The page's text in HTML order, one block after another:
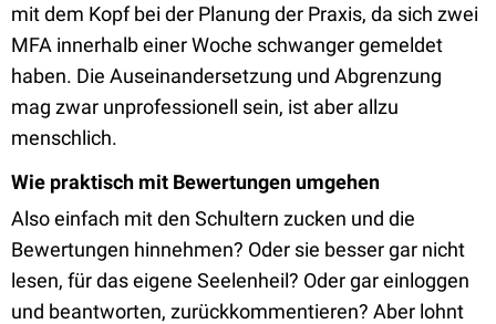
mit dem Kopf bei der Planung der Praxis, da sich zwei
MFA innerhalb einer Woche schwanger gemeldet
haben. Die Auseinandersetzung und Abgrenzung
mag zwar unprofessionell sein, ist aber allzu
menschlich.
Wie praktisch mit Bewertungen umgehen
Also einfach mit den Schultern zucken und die
Bewertungen hinnehmen? Oder sie besser gar nicht
lesen, für das eigene Seelenheil? Oder gar einloggen
und beantworten, zurückkommentieren? Aber lohnt